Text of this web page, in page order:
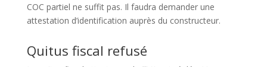
COC partiel ne suffit pas. Il faudra demander une
attestation d’identification auprès du constructeur.
Quitus fiscal refusé